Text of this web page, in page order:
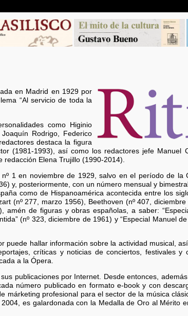
en Madrid en 1929 por
“Al servicio de toda la
como Higinio
Rodrigo, Federico
destaca la figura
(1981-1993), así como los redactores jefe Manuel
Elena Trujillo (1990-2014).
1 en noviembre de 1929, salvo en el período de la
y, posteriormente, con un número mensual y
como de Hispanoamérica acontecida entre los
(nº 277, marzo 1956), Beethoven (nº 407,
de figuras y obras españolas, a saber:
(nº 323, diciembre de 1961) y “Especial Manuel
puede hallar información sobre la actividad musical,
críticas y noticias de conciertos, festivales y
a la Ópera.
publicaciones por Internet. Desde entonces,
número publicado en formato e-book y con
márketing profesional para el sector de la música
es galardonada con la Medalla de Oro al Mérito